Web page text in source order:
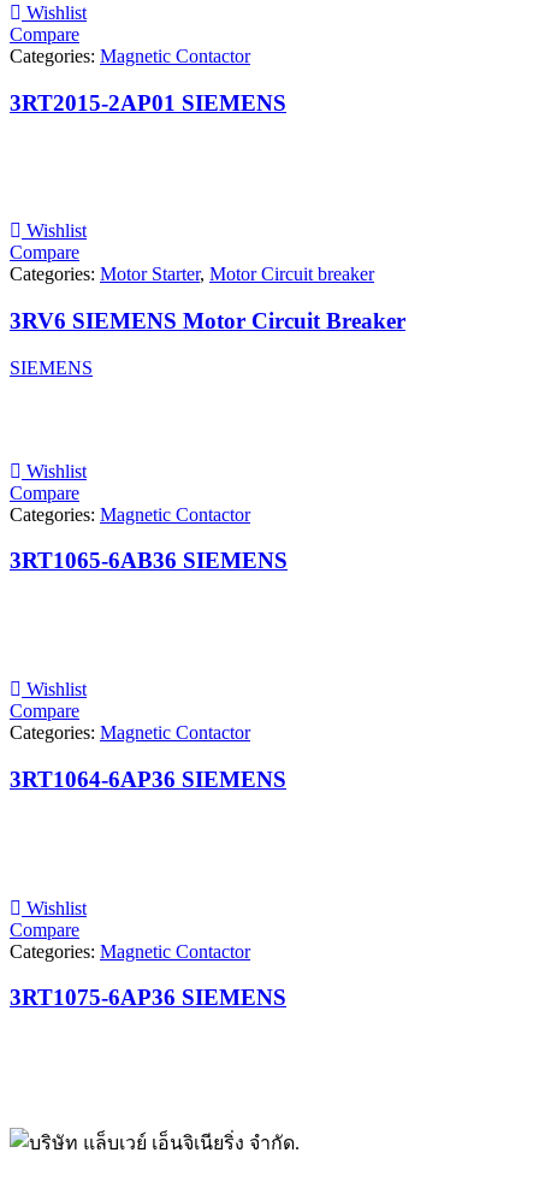
Wishlist
Compare
Categories: Magnetic Contactor
3RT2015-2AP01 SIEMENS
Wishlist
Compare
Categories: Motor Starter, Motor Circuit breaker
3RV6 SIEMENS Motor Circuit Breaker
SIEMENS
Wishlist
Compare
Categories: Magnetic Contactor
3RT1065-6AB36 SIEMENS
Wishlist
Compare
Categories: Magnetic Contactor
3RT1064-6AP36 SIEMENS
Wishlist
Compare
Categories: Magnetic Contactor
3RT1075-6AP36 SIEMENS